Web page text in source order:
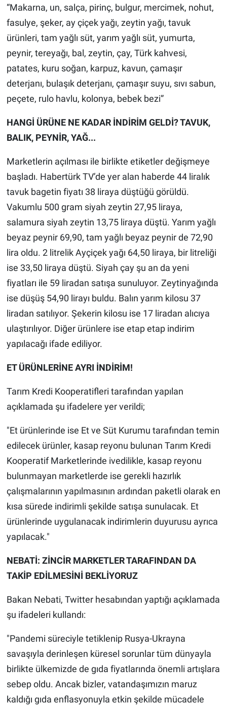
“Makarna, un, salça, pirinç, bulgur, mercimek, nohut,
fasulye, şeker, ay çiçek yağı, zeytin yağı, tavuk
ürünleri, tam yağlı süt, yarım yağlı süt, yumurta,
peynir, tereyağı, bal, zeytin, çay, Türk kahvesi,
patates, kuru soğan, karpuz, kavun, çamaşır
deterjanı, bulaşık deterjanı, çamaşır suyu, sıvı sabun,
peçete, rulo havlu, kolonya, bebek bezi”
HANGİ ÜRÜNE NE KADAR İNDİRİM GELDİ? TAVUK,
BALIK, PEYNİR, YAĞ...
Marketlerin açılması ile birlikte etiketler değişmeye
başladı. Habertürk TV’de yer alan haberde 44 liralık
tavuk bagetin fiyatı 38 liraya düştüğü görüldü.
Vakumlu 500 gram siyah zeytin 27,95 liraya,
salamura siyah zeytin 13,75 liraya düştü. Yarım yağlı
beyaz peynir 69,90, tam yağlı beyaz peynir de 72,90
lira oldu. 2 litrelik Ayçiçek yağı 64,50 liraya, bir litreliği
ise 33,50 liraya düştü. Siyah çay şu an da yeni
fiyatları ile 59 liradan satışa sunuluyor. Zeytinyağında
ise düşüş 54,90 lirayı buldu. Balın yarım kilosu 37
liradan satılıyor. Şekerin kilosu ise 17 liradan alıcıya
ulaştırılıyor. Diğer ürünlere ise etap etap indirim
yapılacağı ifade ediliyor.
ET ÜRÜNLERİNE AYRI İNDİRİM!
Tarım Kredi Kooperatifleri tarafından yapılan
açıklamada şu ifadelere yer verildi;
"Et ürünlerinde ise Et ve Süt Kurumu tarafından temin
edilecek ürünler, kasap reyonu bulunan Tarım Kredi
Kooperatif Marketlerinde ivedilikle, kasap reyonu
bulunmayan marketlerde ise gerekli hazırlık
çalışmalarının yapılmasının ardından paketli olarak en
kısa sürede indirimli şekilde satışa sunulacak. Et
ürünlerinde uygulanacak indirimlerin duyurusu ayrıca
yapılacak."
NEBATİ: ZİNCİR MARKETLER TARAFINDAN DA
TAKİP EDİLMESİNİ BEKLİYORUZ
Bakan Nebati, Twitter hesabından yaptığı açıklamada
şu ifadeleri kullandı:
"Pandemi süreciyle tetiklenip Rusya-Ukrayna
savaşıyla derinleşen küresel sorunlar tüm dünyayla
birlikte ülkemizde de gıda fiyatlarında önemli artışlara
sebep oldu. Ancak bizler, vatandaşımızın maruz
kaldığı gıda enflasyonuyla etkin şekilde mücadele